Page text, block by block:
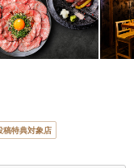
稿特典対象店